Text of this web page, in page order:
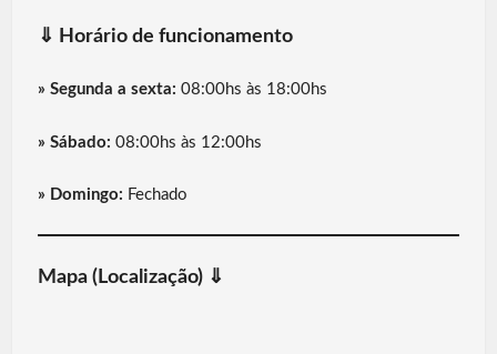
⇓ Horário de funcionamento
» Segunda a sexta: 08:00hs às 18:00hs
» Sábado: 08:00hs às 12:00hs
» Domingo: Fechado
Mapa (Localização) ⇓